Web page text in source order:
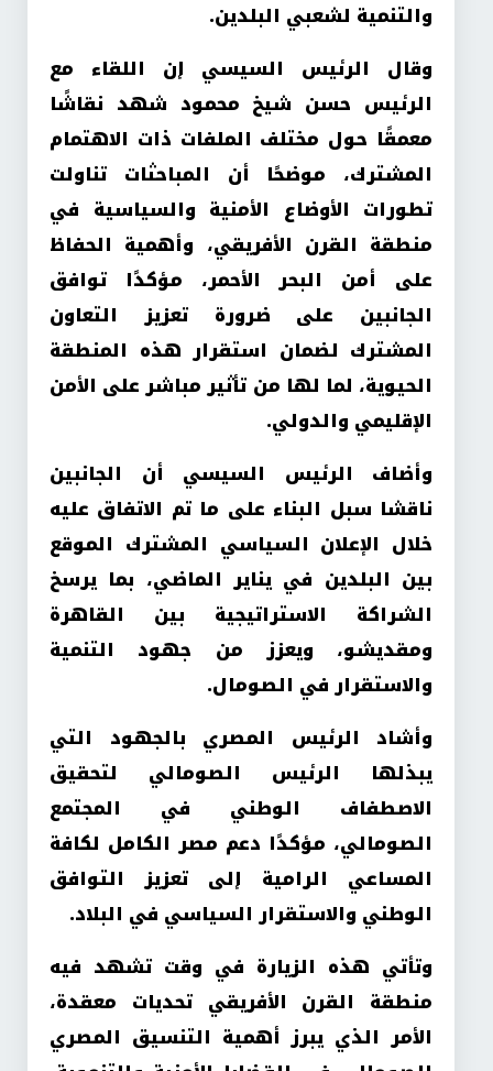
والتنمية لشعبي البلدين.
وقال الرئيس السيسي إن اللقاء مع
الرئيس حسن شيخ محمود شهد نقاشًا
معمقًا حول مختلف الملفات ذات الاهتمام
المشترك، موضحًا أن المباحثات تناولت
تطورات الأوضاع الأمنية والسياسية في
منطقة القرن الأفريقي، وأهمية الحفاظ
على أمن البحر الأحمر، مؤكدًا توافق
الجانبين على ضرورة تعزيز التعاون
المشترك لضمان استقرار هذه المنطقة
الحيوية، لما لها من تأثير مباشر على الأمن
الإقليمي والدولي.
وأضاف الرئيس السيسي أن الجانبين
ناقشا سبل البناء على ما تم الاتفاق عليه
خلال الإعلان السياسي المشترك الموقع
بين البلدين في يناير الماضي، بما يرسخ
الشراكة الاستراتيجية بين القاهرة
ومقديشو، ويعزز من جهود التنمية
والاستقرار في الصومال.
وأشاد الرئيس المصري بالجهود التي
يبذلها الرئيس الصومالي لتحقيق
الاصطفاف الوطني في المجتمع
الصومالي، مؤكدًا دعم مصر الكامل لكافة
المساعي الرامية إلى تعزيز التوافق
الوطني والاستقرار السياسي في البلاد.
وتأتي هذه الزيارة في وقت تشهد فيه
منطقة القرن الأفريقي تحديات معقدة،
الأمر الذي يبرز أهمية التنسيق المصري